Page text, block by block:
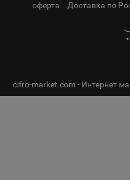
оферта
Доставка по
cifro-market.com - Интернет